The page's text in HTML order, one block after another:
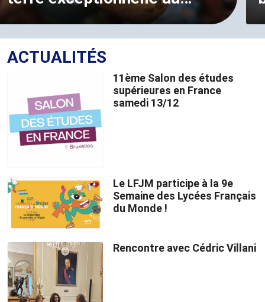
ACTUALITÉS
11ème Salon des études
supérieures en France
samedi 13/12
Le LFJM participe à la 9e
Semaine des Lycées Français
du Monde !
Rencontre avec Cédric Villani